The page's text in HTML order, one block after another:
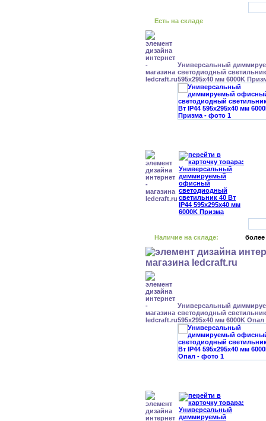
Есть на складе
Универсальный
светодиодный
595x295x40 мм 6000K
Наличие на складе: более
Универсальный
светодиодный
595x295x40 мм 6000K Опал